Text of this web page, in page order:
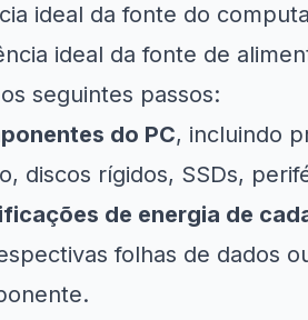
ideal da fonte do
ideal da fonte de
seguintes passos:
do PC, incluindo
discos rígidos, SSDs,
de energia de
folhas de dados
no Magazine
10% OFF em Geladeiras